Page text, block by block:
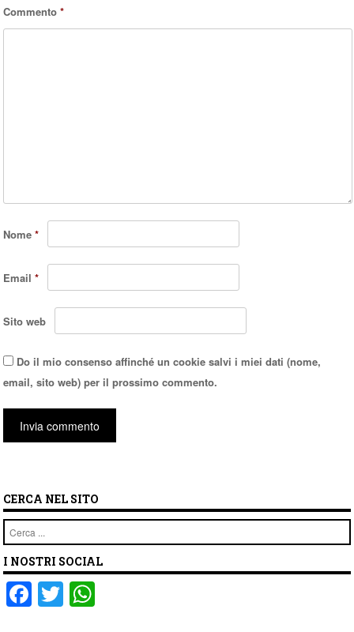
Commento*
Nome*
Email*
Sito web
Do il mio consenso affinché un cookie salvi i miei dati (nome,
email, sito web) per il prossimo commento.
CERCA NEL SITO
Cerca
I NOSTRI SOCIAL
F T